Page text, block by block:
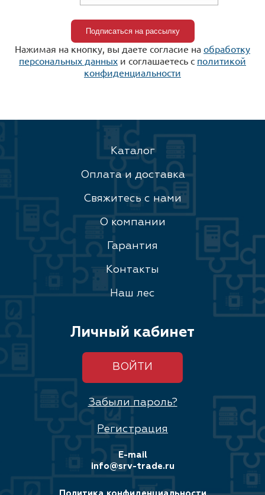
Нажимая на кнопку, вы даете согласие на обработку
персональных данных и соглашаетесь c политикой
конфиденциальности
Каталог
Оплата и доставка
Свяжитесь с нами
О компании
Гарантия
Контакты
Наш лес
Личный кабинет
ВОЙТИ
Забыли пароль?
Регистрация
E-mail
info@srv-trade.ru